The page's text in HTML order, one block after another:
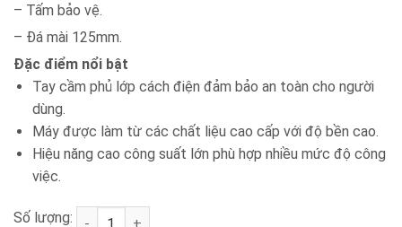
– Tấm bảo vệ.
– Đá mài 125mm.
Đặc điểm nổi bật
Tay cầm phủ lớp cách điện đảm bảo an toàn cho người
dùng.
Máy được làm từ các chất liệu cao cấp với độ bền cao.
Hiệu năng cao công suất lớn phù hợp nhiều mức độ công
việc.
Số lượng: Máy mài thẳng 125mm Ken 9725 số lượng